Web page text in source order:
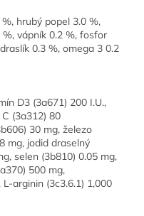
hrubý popel 3.0 %,
vápník 0.2 %, fosfor
0.3 %, omega 3 0.2
D3 (3a671) 200 I.U.,
(3a312) 80
30 mg, železo
mg, jodid draselný
selen (3b810) 0.05 mg,
500 mg,
arginin (3c3.6.1) 1,000